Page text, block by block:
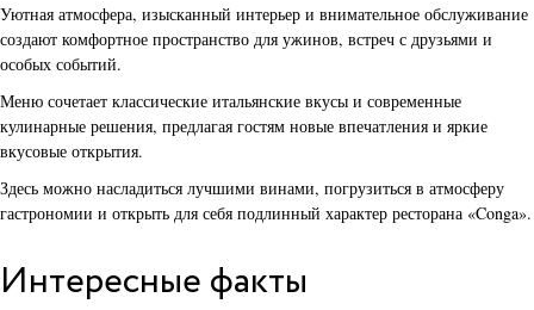
Уютная атмосфера, изысканный интерьер и внимательное обслуживание
создают комфортное пространство для ужинов, встреч с друзьями и
особых событий.
Меню сочетает классические итальянские вкусы и современные
кулинарные решения, предлагая гостям новые впечатления и яркие
вкусовые открытия.
Здесь можно насладиться лучшими винами, погрузиться в атмосферу
гастрономии и открыть для себя подлинный характер ресторана «Conga».
Интересные факты